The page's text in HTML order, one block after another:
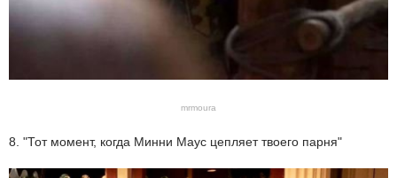
mrmoura
8. "Тот момент, когда Минни Маус цепляет твоего парня"